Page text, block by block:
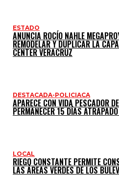
ESTADO
ANUNCIA ROCÍO NAHLE
REMODELAR Y DUPLICAR LA
CENTER VERACRUZ
DESTACADA-POLICIACA
APARECE CON VIDA PESCADOR
PERMANECER 15 DÍAS
LOCAL
RIEGO CONSTANTE PERMITE
LAS ÁREAS VERDES DE LOS